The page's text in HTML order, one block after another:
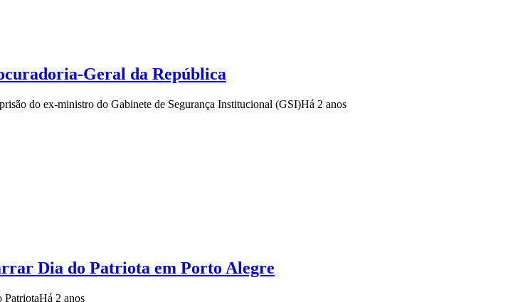
Geral da República
do ex-ministro do Gabinete de Segurança Institucional (GSI)Há 2 anos
Dia do Patriota em Porto Alegre
PatriotaHá 2 anos